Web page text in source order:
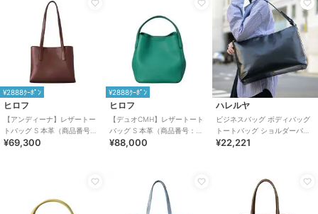
¥2888ｸｰﾎﾟﾝ
ヒロフ
【アンディーナ】レザートー
トバッグ S 本革（商品番号：
P25－35542）
¥69,300
¥2888ｸｰﾎﾟﾝ
ヒロフ
【デュオCMH】レザートート
バッグ S 本革（商品番号：
P25-35434）
¥88,000
ハレルヤ
ビジネスバッグ ボディバッグ
トートバッグ ショルダーバッ
グ 防水 本革 牛革 メンズ
¥22,221